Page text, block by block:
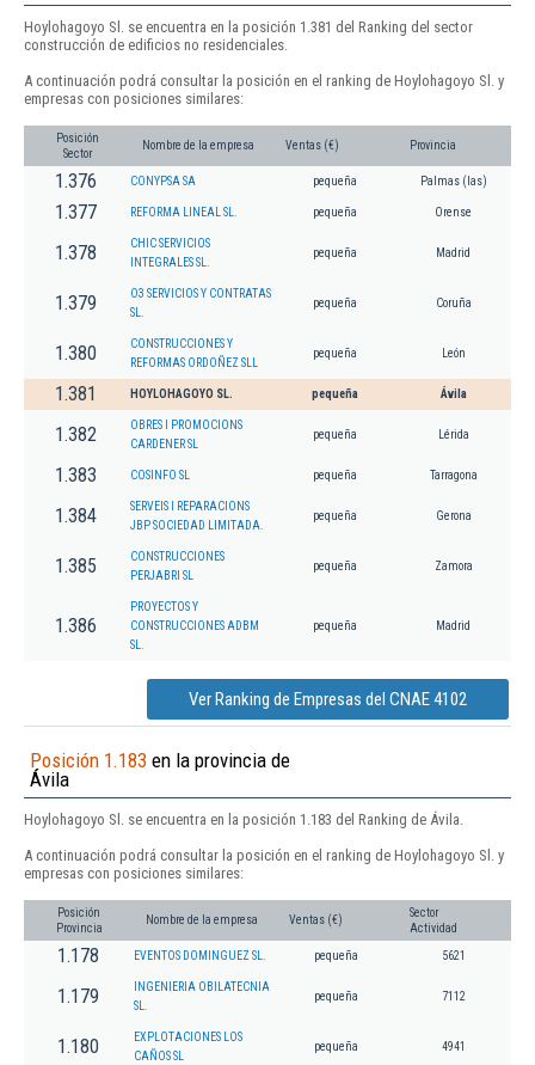
Hoylohagoyo Sl. se encuentra en la posición 1.381 del Ranking del sector
construcción de edificios no residenciales.
A continuación podrá consultar la posición en el ranking de Hoylohagoyo Sl. y
empresas con posiciones similares:
Posición
Sector
Nombre de la empresa Ventas (€) Provincia
1.376 CONYPSA SA pequeña Palmas (las)
1.377 REFORMA LINEAL SL. pequeña Orense
1.378
CHIC SERVICIOS
INTEGRALES SL.
pequeña Madrid
1.379
O3 SERVICIOS Y CONTRATAS
SL.
pequeña Coruña
1.380
CONSTRUCCIONES Y
REFORMAS ORDOÑEZ SLL
pequeña León
1.381 HOYLOHAGOYO SL. pequeña Ávila
1.382
OBRES I PROMOCIONS
CARDENER SL
pequeña Lérida
1.383 COSINFO SL pequeña Tarragona
1.384
SERVEIS I REPARACIONS
JBP SOCIEDAD LIMITADA.
pequeña Gerona
1.385
CONSTRUCCIONES
PERJABRI SL
pequeña Zamora
1.386
PROYECTOS Y
CONSTRUCCIONES ADBM
SL.
pequeña Madrid
Ver Ranking de Empresas del CNAE 4102
Posición 1.183 en la provincia de
Ávila
Hoylohagoyo Sl. se encuentra en la posición 1.183 del Ranking de Ávila.
A continuación podrá consultar la posición en el ranking de Hoylohagoyo Sl. y
empresas con posiciones similares:
Posición
Provincia
Nombre de la empresa Ventas (€)
Sector
Actividad
1.178 EVENTOS DOMINGUEZ SL. pequeña 5621
1.179
INGENIERIA OBILATECNIA
SL.
pequeña 7112
1.180
EXPLOTACIONES LOS
CAÑOS SL
pequeña 4941